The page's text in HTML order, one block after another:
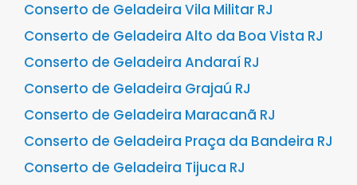
Conserto de Geladeira Vila Militar RJ
Conserto de Geladeira Alto da Boa Vista RJ
Conserto de Geladeira Andaraí RJ
Conserto de Geladeira Grajaú RJ
Conserto de Geladeira Maracanã RJ
Conserto de Geladeira Praça da Bandeira RJ
Conserto de Geladeira Tijuca RJ